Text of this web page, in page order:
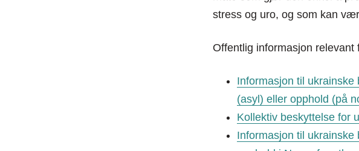
stress og uro, og som kan
Offentlig informasjon
Informasjon til
(asyl) eller opphold (på
Kollektiv beskyttelse for
Informasjon til